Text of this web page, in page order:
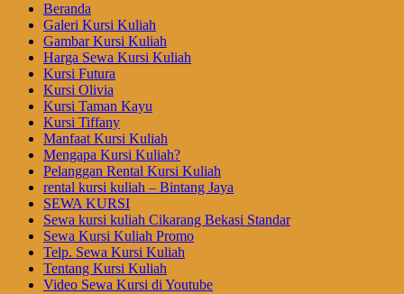
Beranda
Galeri Kursi Kuliah
Gambar Kursi Kuliah
Harga Sewa Kursi Kuliah
Kursi Futura
Kursi Olivia
Kursi Taman Kayu
Kursi Tiffany
Manfaat Kursi Kuliah
Mengapa Kursi Kuliah?
Pelanggan Rental Kursi Kuliah
rental kursi kuliah – Bintang Jaya
SEWA KURSI
Sewa kursi kuliah Cikarang Bekasi Standar
Sewa Kursi Kuliah Promo
Telp. Sewa Kursi Kuliah
Tentang Kursi Kuliah
Video Sewa Kursi di Youtube